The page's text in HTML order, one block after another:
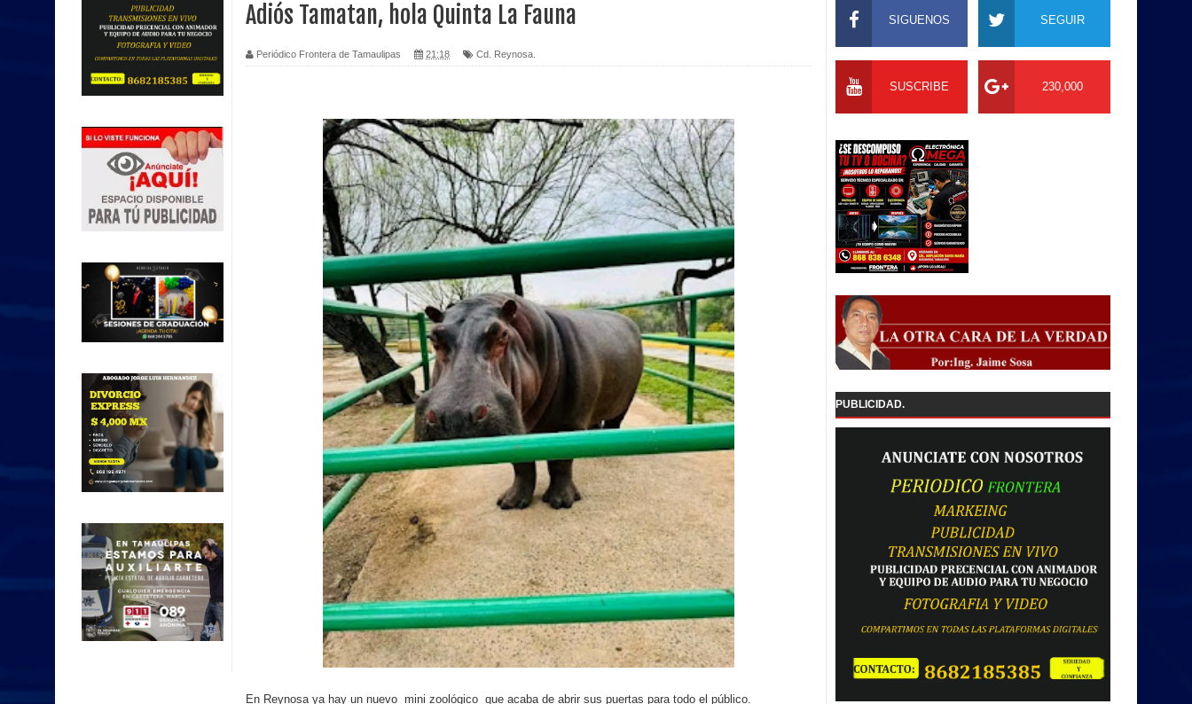
Adiós Tamatan, hola Quinta La Fauna
Periódico Frontera de Tamaulipas 21:18 Cd. Reynosa.
En Reynosa ya hay un nuevo mini zoológico que acaba de abrir sus puertas para todo el público.
SIGUENOS SEGUIR
SUSCRIBE 230,000
PUBLICIDAD.